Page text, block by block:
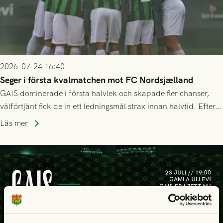
2026-07-24 16:40
Seger i första kvalmatchen mot FC Nordsjælland
GAIS dominerade i första halvlek och skapade fler chanser,
välförtjänt fick de in ett ledningsmål strax innan halvtid. Efter
halvtidsvilan sjönk tempot när Nordsjälland tilläts ha mer av
seger! Matchfoto: Mikael Josefsson & Lasse Ekström
Läs mer